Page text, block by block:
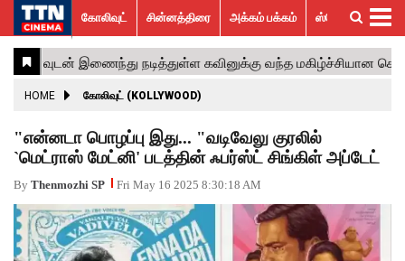
கோலிவுட்
சின்னத்திரை
பாலிவுட்
ஹாலிவுட்
அக்கம்
பக்கம்
ஸ்பெஷல்
ஸ்டோரீஸ்
விமர்சனம்
GALLERY
ACTRESS
ACTORS
MOVIESTILLS
EVENTS
VIDEOS
What’s
Hot
Trending
News
கோலிவுட் சின்னத்திரை அக்கம் பக்கம் ஸ்பெஷல் ஸ்டோரீஸ்
HOME கோலிவுட் (KOLLYWOOD)
"என்னடா பொழப்பு இது... "வடிவேலு குரலில்
`மெட்ராஸ் மேட்னி' படத்தின் ஃபர்ஸ்ட் சிங்கிள் அப்டேட்
By Thenmozhi SP Fri May 16 2025 8:30:18 AM